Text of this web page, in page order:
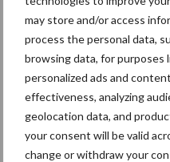
may store and/or access
process the personal data,
browsing data, for purposes
personalized ads and
effectiveness, analyzing
geolocation data, and
your consent will be valid
change or withdraw your
LED-verlichting
De melkveestal van Feitsma
LED-verlichting van Agrilight
was de stal voorzien van
afgeschreven. Ik zou
laten installeren, maar op